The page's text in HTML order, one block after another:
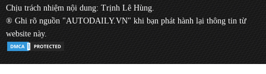
Chịu trách nhiệm nội dung: Trịnh Lê Hùng.
® Ghi rõ nguồn "AUTODAILY.VN" khi bạn phát hành lại thông tin từ
website này.